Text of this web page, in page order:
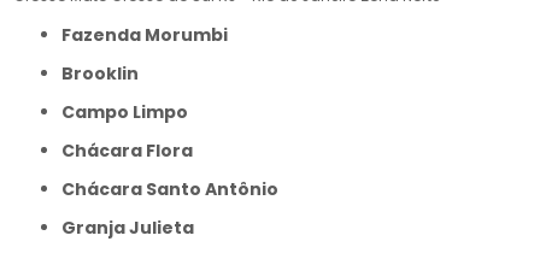
Fazenda Morumbi
Brooklin
Campo Limpo
Chácara Flora
Chácara Santo Antônio
Granja Julieta